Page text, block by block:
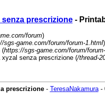
prescrizione-
forum)
sgs-game.com/forum/forum-1.html)
(https://sgs-game.com/forum/
senza prescrizione (/thread-
prescrizione- TeresaNakamura-